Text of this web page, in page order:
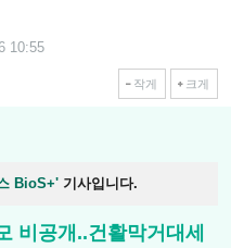
10:55
작게 크게
BioS+' 기사입니다.
비공개..건활막거대세